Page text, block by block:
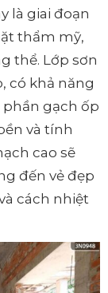
là giai đoạn
thẩm mỹ,
thể. Lớp sơn
có khả năng
gạch ốp
và tính
cao sẽ
đến vẻ đẹp
cách nhiệt